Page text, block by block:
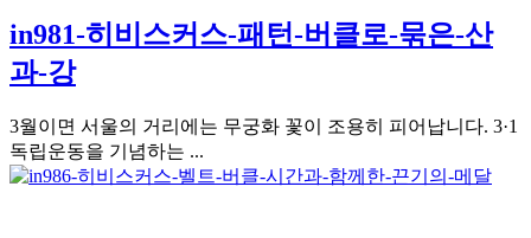
in981-히비스커스-패턴-버클로-묶은-산
과-강
3월이면 서울의 거리에는 무궁화 꽃이 조용히 피어납니다. 3·1
독립운동을 기념하는 ...